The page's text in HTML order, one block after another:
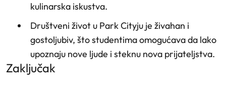
kulinarska iskustva.
Društveni život u Park Cityju je živahan i
gostoljubiv, što studentima omogućava da lako
upoznaju nove ljude i steknu nova prijateljstva.
Zaključak